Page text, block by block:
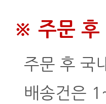
※ 주문 후
주문 후 국
배송건은